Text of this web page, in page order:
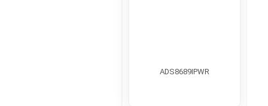
ADS8689IPWR